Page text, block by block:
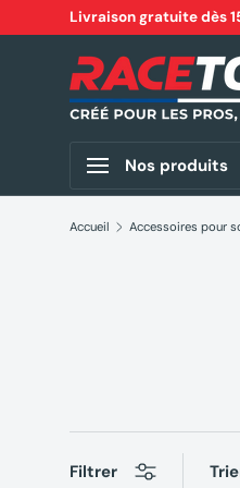
Aller au contenu
Livraison gratuite dès
Nos produits
Accueil Accessoires pour
Filtrer